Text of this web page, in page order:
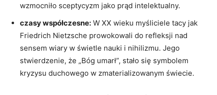
wzmocniło sceptycyzm jako prąd intelektualny.
czasy ⁢współczesne: W ‍XX wieku myśliciele tacy jak
⁤Friedrich Nietzsche​ prowokowali do⁢ refleksji nad
sensem wiary w świetle nauki ​i⁤ nihilizmu.‍ Jego
stwierdzenie, że⁢ „Bóg umarł”, stało się symbolem
kryzysu ​duchowego w zmaterializowanym‌ świecie.